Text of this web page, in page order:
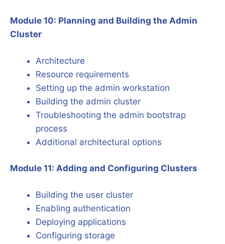
Module 10: Planning and Building the Admin
Cluster
Architecture
Resource requirements
Setting up the admin workstation
Building the admin cluster
Troubleshooting the admin bootstrap
process
Additional architectural options
Module 11: Adding and Configuring Clusters
Building the user cluster
Enabling authentication
Deploying applications
Configuring storage